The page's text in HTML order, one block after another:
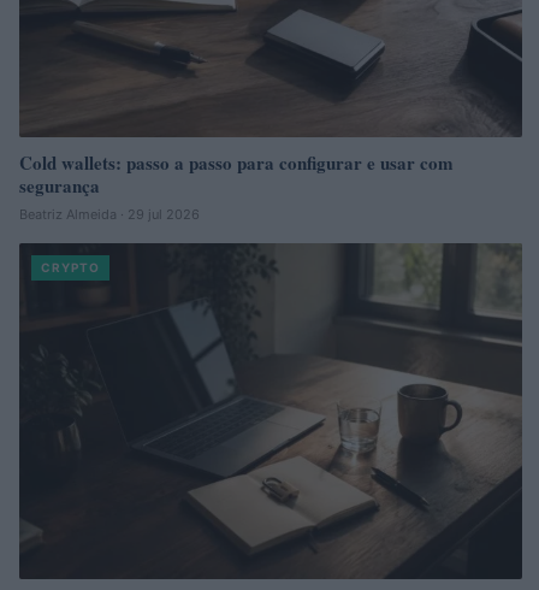
Cold wallets: passo a passo para configurar e usar com
segurança
Beatriz Almeida · 29 jul 2026
CRYPTO